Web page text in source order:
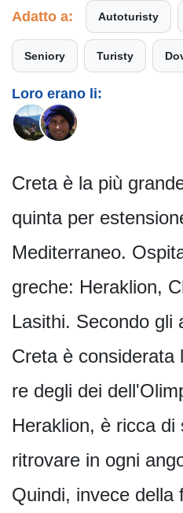
Adatto a: Autoturisty
Seniory Turisty
Loro erano li:
Creta è la più
quinta per
Mediterraneo.
greche: Heraklion,
Lasithi. Secondo gli
Creta è considerata
re degli dei
Heraklion, è ricca
ritrovare in ogni
Quindi, invece della